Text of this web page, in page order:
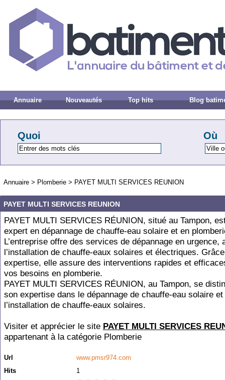
Annuaire Nouveautés Top hits Blog
Quoi Où
Annuaire > Plomberie > PAYET MULTI SERVICES REUNION
PAYET MULTI SERVICES REUNION
PAYET MULTI SERVICES RÉUNION, situé au Tampon,
expert en dépannage de chauffe-eau solaire et en
L’entreprise offre des services de dépannage en urgence,
l’installation de chauffe-eaux solaires et électriques.
expertise, elle assure des interventions rapides et
vos besoins en plomberie.
PAYET MULTI SERVICES RÉUNION, au Tampon, se
son expertise dans le dépannage de chauffe-eau solaire et
l’installation de chauffe-eaux solaires.
Visiter et apprécier le site PAYET MULTI SERVICES
appartenant à la catégorie Plomberie
Url
www.pmsr974.com
Hits
1